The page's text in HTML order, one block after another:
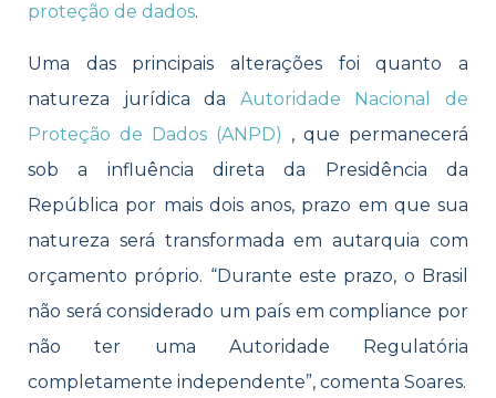
proteção de dados.
Uma das principais alterações foi quanto a
natureza jurídica da Autoridade Nacional de
Proteção de Dados (ANPD) , que permanecerá
sob a influência direta da Presidência da
República por mais dois anos, prazo em que sua
natureza será transformada em autarquia com
orçamento próprio. “Durante este prazo, o Brasil
não será considerado um país em compliance por
não ter uma Autoridade Regulatória
completamente independente”, comenta Soares.